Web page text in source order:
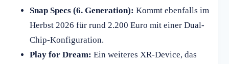
Snap Specs (6. Generation): Kommt ebenfalls im
Herbst 2026 für rund 2.200 Euro mit einer Dual-
Chip-Konfiguration.
Play for Dream: Ein weiteres XR-Device, das